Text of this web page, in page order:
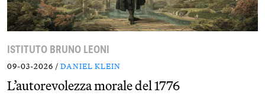
ISTITUTO BRUNO LEONI
09-03-2026 / DANIEL KLEIN
L’autorevolezza morale del 1776